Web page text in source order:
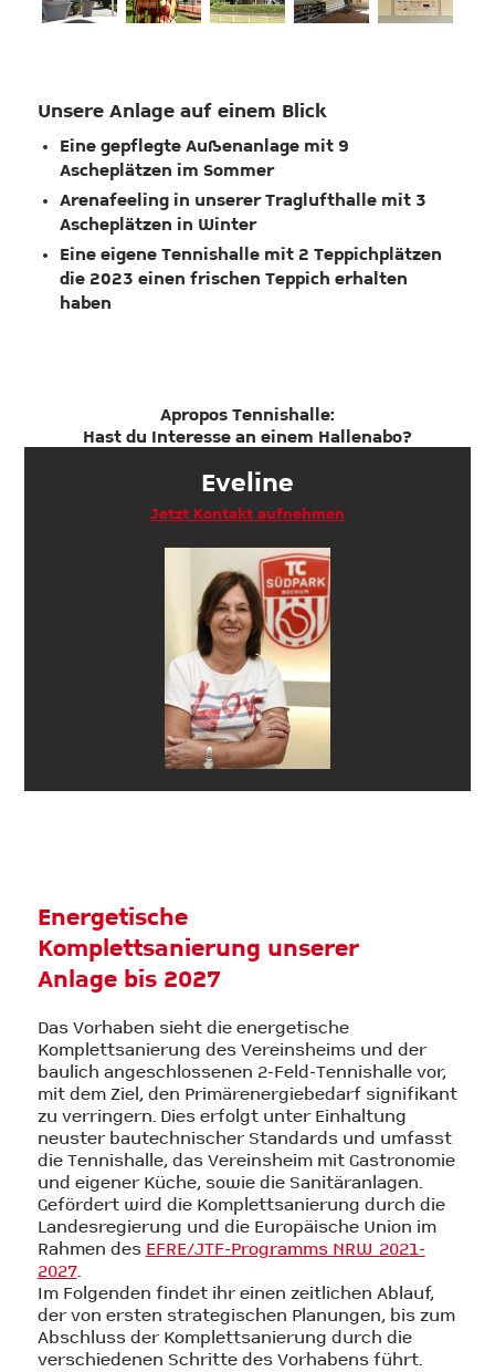
Unsere Anlage auf einem Blick
Eine gepflegte Außenanlage mit 9
Ascheplätzen im Sommer
Arenafeeling in unserer Traglufthalle mit 3
Ascheplätzen in Winter
Eine eigene Tennishalle mit 2 Teppichplätzen
die 2023 einen frischen Teppich erhalten
haben
Apropos Tennishalle:
Hast du Interesse an einem Hallenabo?
Eveline
Jetzt Kontakt aufnehmen
Energetische
Komplettsanierung unserer
Anlage bis 2027
Das Vorhaben sieht die energetische
Komplettsanierung des Vereinsheims und der
baulich angeschlossenen 2-Feld-Tennishalle vor,
mit dem Ziel, den Primärenergiebedarf signifikant
zu verringern. Dies erfolgt unter Einhaltung
neuster bautechnischer Standards und umfasst
die Tennishalle, das Vereinsheim mit Gastronomie
und eigener Küche, sowie die Sanitäranlagen.
Gefördert wird die Komplettsanierung durch die
Landesregierung und die Europäische Union im
Rahmen des EFRE/JTF-Programms NRW 2021-
2027.
Im Folgenden findet ihr einen zeitlichen Ablauf,
der von ersten strategischen Planungen, bis zum
Abschluss der Komplettsanierung durch die
verschiedenen Schritte des Vorhabens führt.